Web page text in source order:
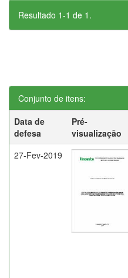
Resultado 1-1 de 1.
Conjunto de itens:
Data de
defesa
Pré-
visualização
27-Fev-2019